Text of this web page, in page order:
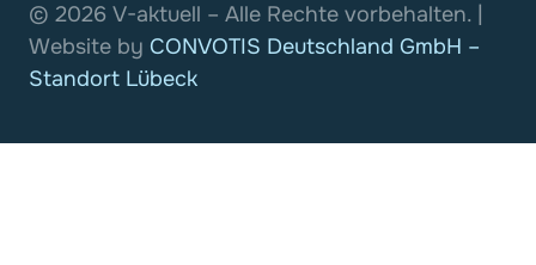
© 2026 V-aktuell – Alle Rechte vorbehalten. |
Website by CONVOTIS Deutschland GmbH –
Standort Lübeck